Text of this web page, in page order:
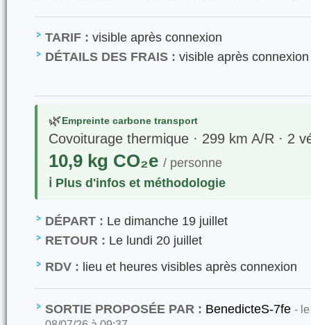
TARIF : visible après connexion
DÉTAILS DES FRAIS : visible après connexion
🌿Empreinte carbone transport
Covoiturage thermique · 299 km A/R · 2
10,9 kg CO₂e / personne
ℹ️ Plus d'infos et méthodologie
DÉPART : Le dimanche 19 juillet
RETOUR : Le lundi 20 juillet
RDV : lieu et heures visibles après connexion
SORTIE PROPOSÉE PAR : BenedicteS-7fe -